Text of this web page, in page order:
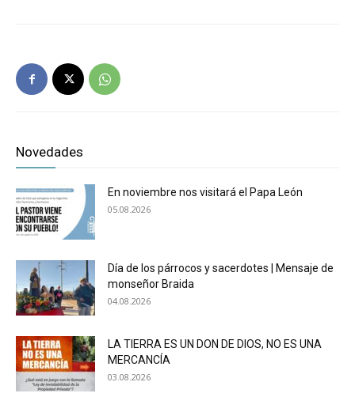
Novedades
En noviembre nos visitará el Papa León
05.08.2026
Día de los párrocos y sacerdotes | Mensaje de
monseñor Braida
04.08.2026
LA TIERRA ES UN DON DE DIOS, NO ES UNA
MERCANCÍA
03.08.2026